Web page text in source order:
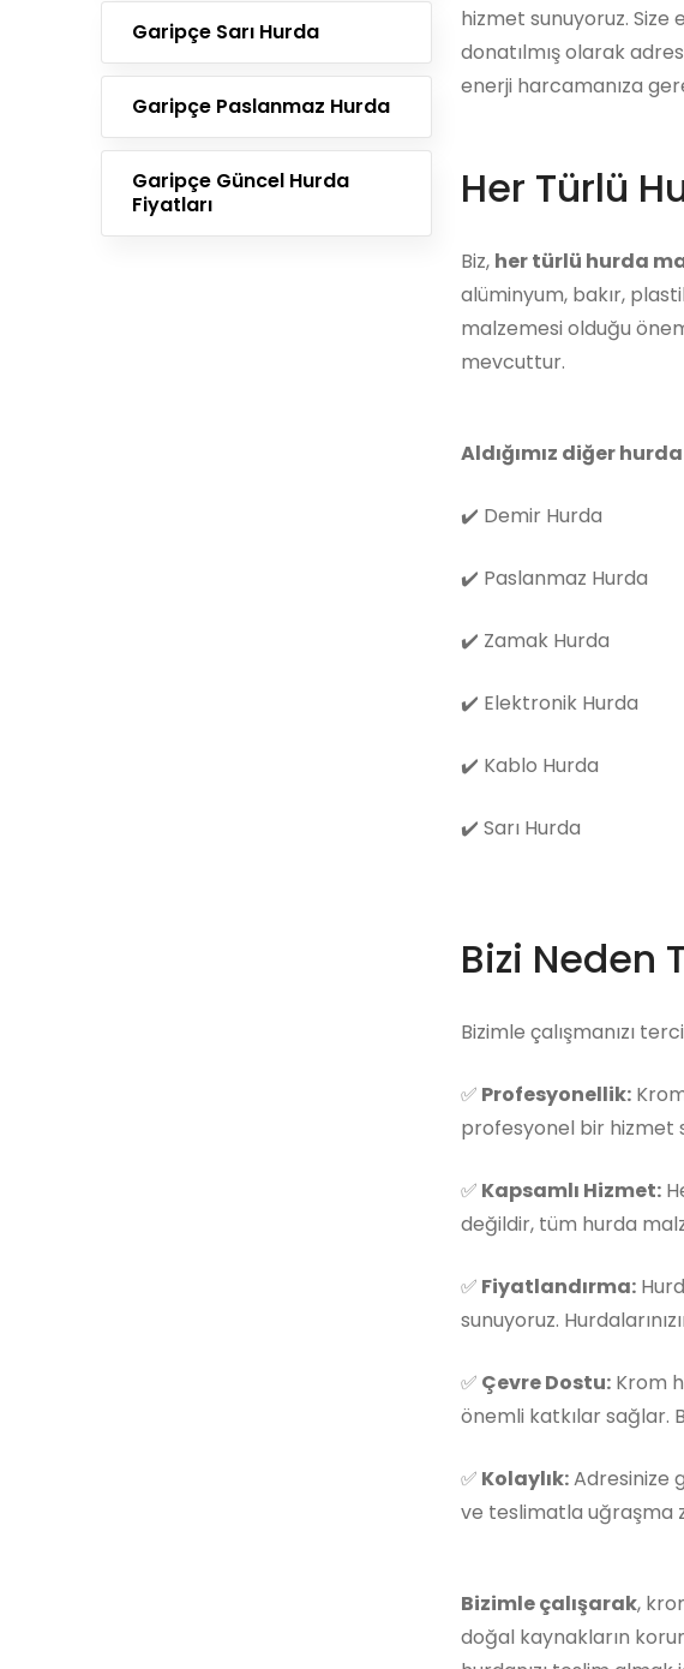
Garipçe Sarı Hurda
Garipçe Paslanmaz Hurda
Garipçe Güncel Hurda
Fiyatları
hizmet sunuyoruz.
donatılmış olarak
enerji harcamanıza
Her Türlü
Biz, her türlü hurda
alüminyum, bakır,
malzemesi olduğu
mevcuttur.
Aldığımız diğer
✔️ Demir Hurda
✔️ Paslanmaz Hurda
✔️ Zamak Hurda
✔️ Elektronik Hurda
✔️ Kablo Hurda
✔️ Sarı Hurda
Bizi Neden
Bizimle çalışmanızı
✅ Profesyonellik:
profesyonel bir hizmet
✅ Kapsamlı Hizmet:
değildir, tüm hurda
✅ Fiyatlandırma:
sunuyoruz.
✅ Çevre Dostu: Krom
önemli katkılar sağlar.
✅ Kolaylık:Adresinize
ve teslimatla uğraşma
Bizimle çalışarak,
doğal kaynakların